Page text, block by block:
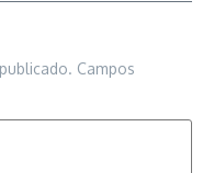
Campos